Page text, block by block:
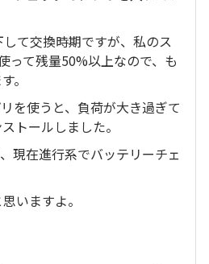
て交換時期ですが、私のス
って残量50%以上なので、も
。
を使うと、負荷が大き過ぎて
トールしました。
現在進行系でバッテリーチェ
いますよ。